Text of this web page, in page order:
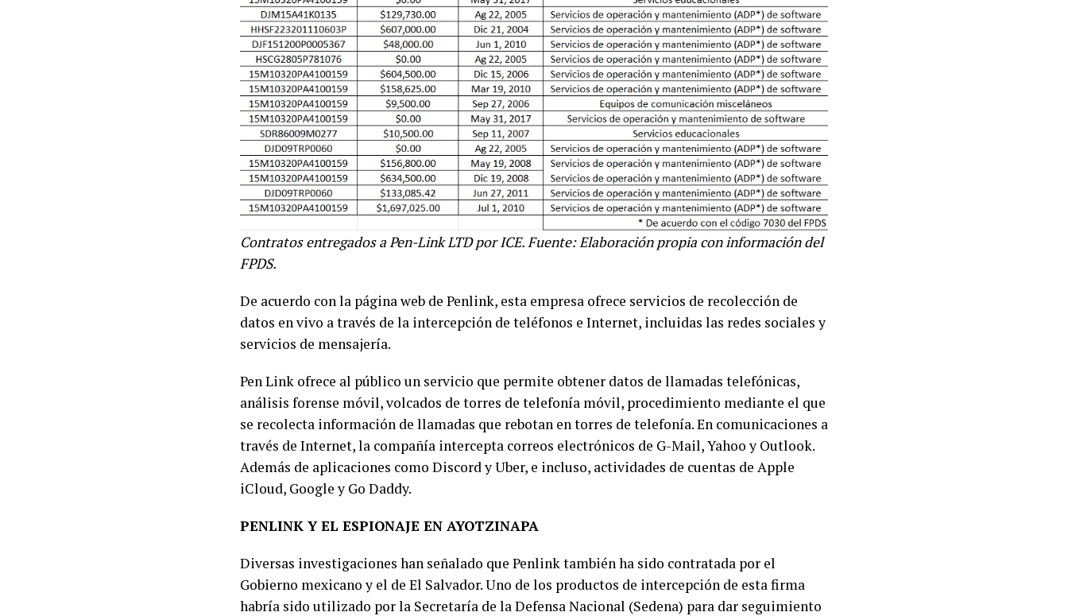
Contratos entregados a Pen-Link LTD por ICE. Fuente: Elaboración propia con información del
FPDS.
De acuerdo con la página web de Penlink, esta empresa ofrece servicios de recolección de
datos en vivo a través de la intercepción de teléfonos e Internet, incluidas las redes sociales y
servicios de mensajería.
Pen Link ofrece al público un servicio que permite obtener datos de llamadas telefónicas,
análisis forense móvil, volcados de torres de telefonía móvil, procedimiento mediante el que
se recolecta información de llamadas que rebotan en torres de telefonía. En comunicaciones a
través de Internet, la compañía intercepta correos electrónicos de G-Mail, Yahoo y Outlook.
Además de aplicaciones como Discord y Uber, e incluso, actividades de cuentas de Apple
iCloud, Google y Go Daddy.
PENLINK Y EL ESPIONAJE EN AYOTZINAPA
Diversas investigaciones han señalado que Penlink también ha sido contratada por el
Gobierno mexicano y el de El Salvador. Uno de los productos de intercepción de esta firma
habría sido utilizado por la Secretaría de la Defensa Nacional (Sedena) para dar seguimiento